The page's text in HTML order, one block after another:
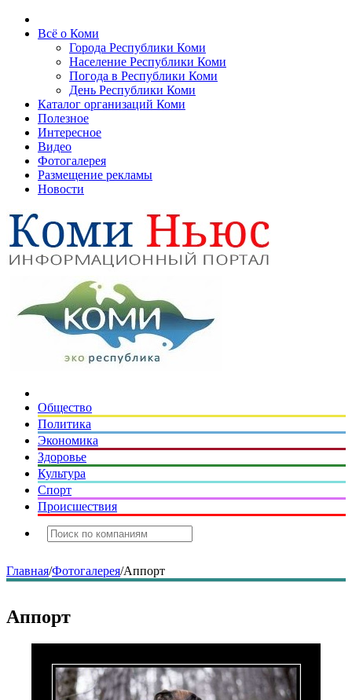
Всё о Коми
Города Республики Коми
Население Республики Коми
Погода в Республики Коми
День Республики Коми
Каталог организаций Коми
Полезное
Интересное
Видео
Фотогалерея
Размещение рекламы
Новости
Общество
Политика
Экономика
Здоровье
Культура
Спорт
Происшествия
Главная/Фотогалерея/Аппорт
Аппорт